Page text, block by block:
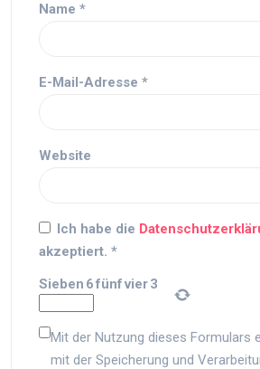
Name *
E-Mail-Adresse *
Website
Ich habe die
akzeptiert. *
Sieben 6fünfvier3
Mit der Nutzung dieses Formulars
mit der Speicherung und